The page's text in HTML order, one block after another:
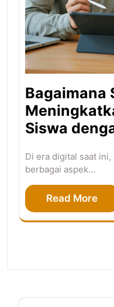
Bagaimana
Siswa
Di era digital saat
berbagai aspek…
Read More